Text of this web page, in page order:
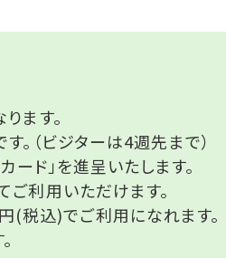
ます。
（ビジターは4週先まで）
ド」を進呈いたします。
利用いただけます。
(税込)でご利用になれます。